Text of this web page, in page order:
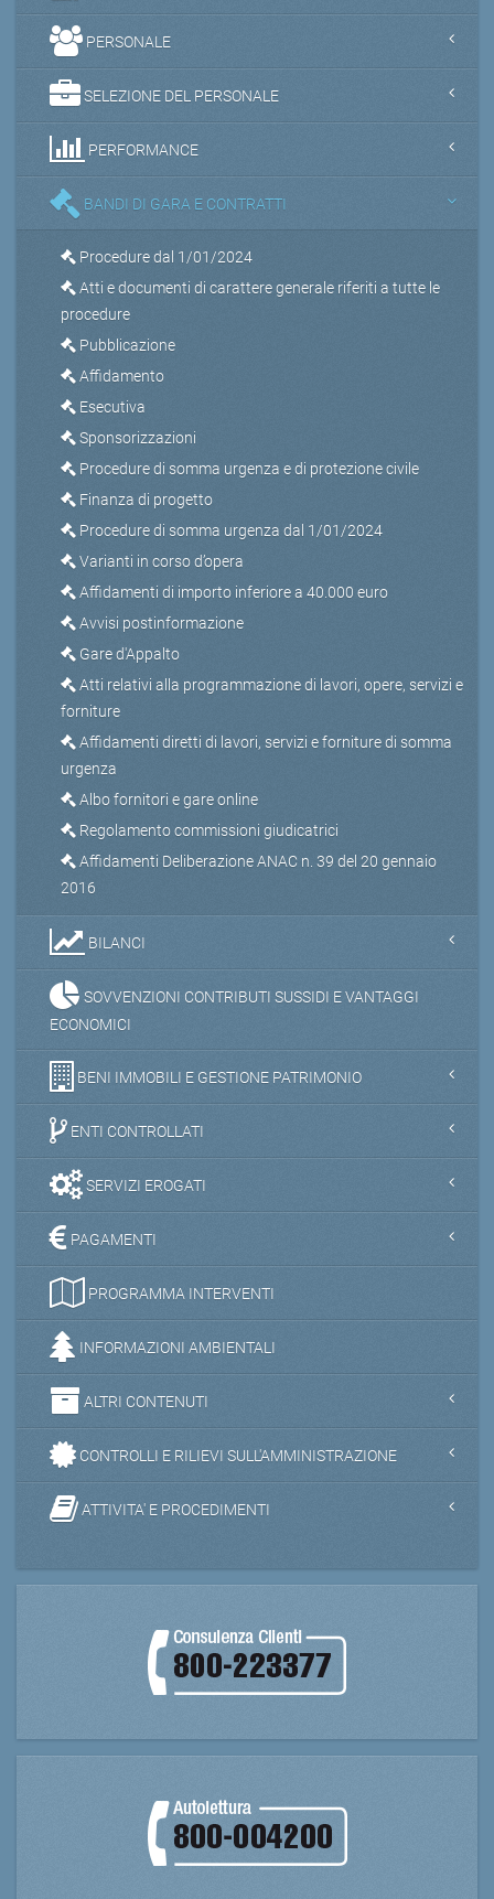
PERSONALE
SELEZIONE DEL PERSONALE
PERFORMANCE
BANDI DI GARA E CONTRATTI
Procedure dal 1/01/2024
Atti e documenti di carattere generale riferiti a tutte le
procedure
Pubblicazione
Affidamento
Esecutiva
Sponsorizzazioni
Procedure di somma urgenza e di protezione civile
Finanza di progetto
Procedure di somma urgenza dal 1/01/2024
Varianti in corso d’opera
Affidamenti di importo inferiore a 40.000 euro
Avvisi postinformazione
Gare d'Appalto
Atti relativi alla programmazione di lavori, opere, servizi e
forniture
Affidamenti diretti di lavori, servizi e forniture di somma
urgenza
Albo fornitori e gare online
Regolamento commissioni giudicatrici
Affidamenti Deliberazione ANAC n. 39 del 20 gennaio
2016
BILANCI
SOVVENZIONI CONTRIBUTI SUSSIDI E VANTAGGI
ECONOMICI
BENI IMMOBILI E GESTIONE PATRIMONIO
ENTI CONTROLLATI
SERVIZI EROGATI
PAGAMENTI
PROGRAMMA INTERVENTI
INFORMAZIONI AMBIENTALI
ALTRI CONTENUTI
CONTROLLI E RILIEVI SULL'AMMINISTRAZIONE
ATTIVITA' E PROCEDIMENTI